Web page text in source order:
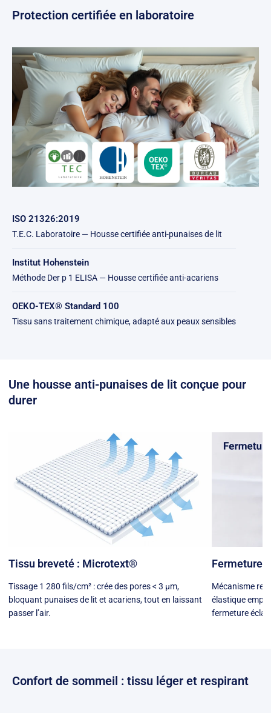
Protection certifiée en laboratoire
ISO 21326:2019
T.E.C. Laboratoire — Housse certifiée anti-punaises de lit
Institut Hohenstein
Méthode Der p 1 ELISA — Housse certifiée anti-acariens
OEKO-TEX® Standard 100
Tissu sans traitement chimique, adapté aux peaux sensibles
Une housse anti-punaises de lit conçue pour
durer
Tissu breveté : Microtext®
Tissage 1 280 fils/cm² : crée des pores < 3 µm,
bloquant punaises de lit et acariens, tout en laissant
passer l’air.
Fermeture
Mécanisme
élastique
fermeture
Confort de sommeil : tissu léger et respirant